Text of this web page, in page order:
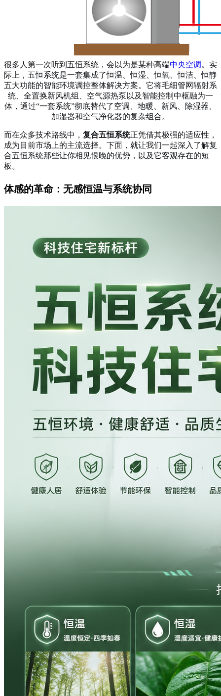
很多人第一次听到五恒系统，会以为是某种高端中央空调 。实
际上， 五恒系统是一套集成了恒温、恒湿、恒氧、恒洁、恒静
五大功能的智能环境调控整体解决方案。它将毛细管网辐射系
统、全置换新风机组、空气源热泵以及智能控制中枢融为一
体，通过“一套系统”彻底替代了空调、地暖、新风、除湿器、
加湿器和空气净化器的复杂组合。
而在众多技术路线中， 复合五恒系统正凭借其极强的适应性，
成为目前市场上的主流选择。下面，就让我们一起深入了解复
合五恒系统那些让你相见恨晚的优势，以及它客观存在的短
板。
体感的革命：无感恒温与系统协同